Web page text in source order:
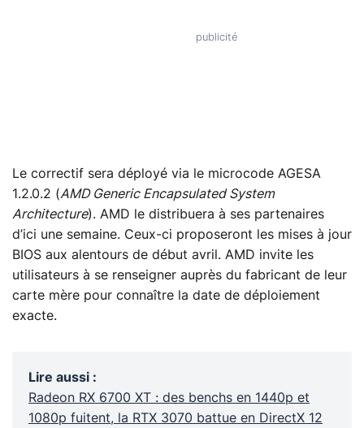
Le correctif sera déployé via le microcode AGESA
1.2.0.2 (AMD Generic Encapsulated System
Architecture). AMD le distribuera à ses partenaires
d’ici une semaine. Ceux-ci proposeront les mises à jour
BIOS aux alentours de début avril. AMD invite les
utilisateurs à se renseigner auprès du fabricant de leur
carte mère pour connaître la date de déploiement
exacte.
Lire aussi :
Radeon RX 6700 XT : des benchs en 1440p et
1080p fuitent, la RTX 3070 battue en DirectX 12